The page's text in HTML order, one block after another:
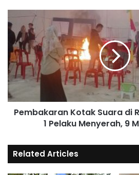
Pembakaran Kotak Suara di
1 Pelaku Menyerah, 9
Related Articles